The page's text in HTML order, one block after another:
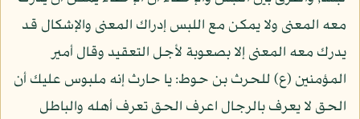
معه المعنى ولا يمكن مع اللبس إدراك المعنى والإشكال قد
يدرك معه المعنى إلا بصعوبة لأجل التعقيد وقال أمير
المؤمنين (ع) للحرث بن حوط: يا حارث إنه ملبوس عليك أن
الحق لا يعرف بالرجال اعرف الحق تعرف أهله والباطل